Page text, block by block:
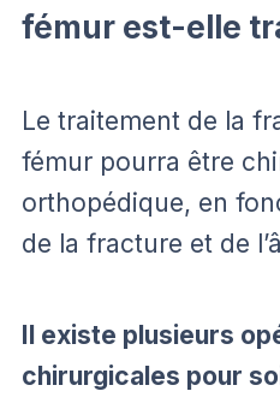
fémur est-elle
Le traitement de la
fémur pourra être
orthopédique, en
de la fracture et de
Il existe plusieurs
chirurgicales pour